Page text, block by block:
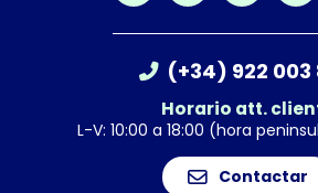
(+34) 922 003
Horario att.
L-V: 10:00 a 18:00 (hora
Contactar